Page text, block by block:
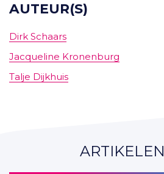
AUTEUR(S)
Dirk Schaars
Jacqueline Kronenburg
Talje Dijkhuis
ARTIKELEN